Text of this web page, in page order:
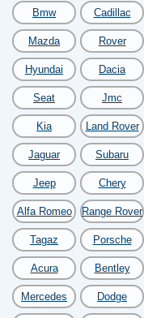
Bmw Cadillac
Mazda Rover
Hyundai Dacia
Seat Jmc
Kia Land Rover
Jaguar Subaru
Jeep Chery
Alfa Romeo Range Rover
Tagaz Porsche
Acura Bentley
Mercedes Dodge